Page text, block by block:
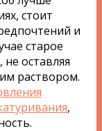
стоит
и
старое
оставляя
раствором.
,